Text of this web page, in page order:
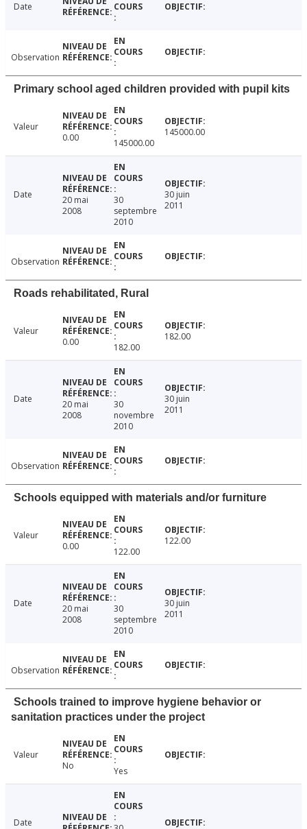
Date
Observation
Primary school aged children provided with pupil kits
Valeur
0.00
145000.00
145000.00
Date
20 mai
2008
30
septembre
2010
30 juin
2011
Observation
Roads rehabilitated, Rural
Valeur
0.00
182.00
182.00
Date
20 mai
2008
30
novembre
2010
30 juin
2011
Observation
Schools equipped with materials and/or furniture
Valeur
0.00
122.00
122.00
Date
20 mai
2008
30
septembre
2010
30 juin
2011
Observation
Schools trained to improve hygiene behavior or
sanitation practices under the project
Valeur
No
Yes
Date